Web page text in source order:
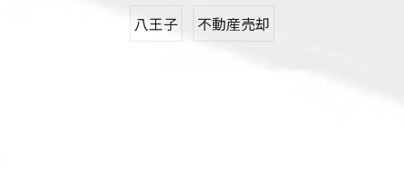
八王子 不動産売却